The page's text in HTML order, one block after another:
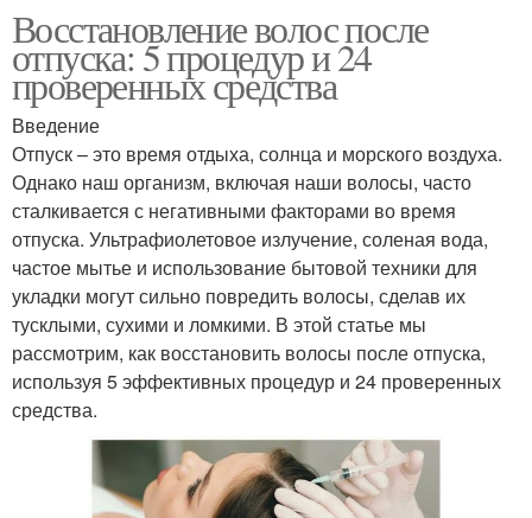
Восстановление волос после
отпуска: 5 процедур и 24
проверенных средства
Введение
Отпуск – это время отдыха, солнца и морского воздуха.
Однако наш организм, включая наши волосы, часто
сталкивается с негативными факторами во время
отпуска. Ультрафиолетовое излучение, соленая вода,
частое мытье и использование бытовой техники для
укладки могут сильно повредить волосы, сделав их
тусклыми, сухими и ломкими. В этой статье мы
рассмотрим, как восстановить волосы после отпуска,
используя 5 эффективных процедур и 24 проверенных
средства.